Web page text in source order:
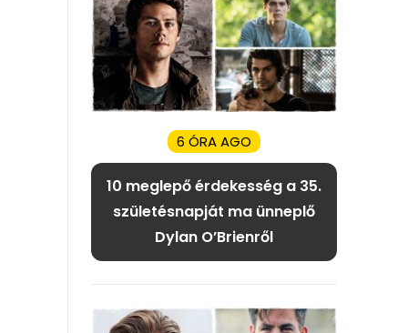
6 ÓRA AGO
10 meglepő érdekesség a 35.
születésnapját ma ünneplő
Dylan O’Brienről